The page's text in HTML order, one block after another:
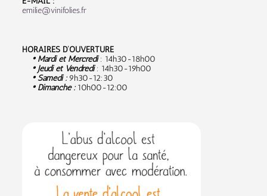
emilie@vinifolies.fr
HORAIRES D’OUVERTURE
• Mardi et Mercredi: 14h30-18h00
• Jeudi et Vendredi: 14h30-19h00
• Samedi :9h30-12:30
• Dimanche :10h00-12:00